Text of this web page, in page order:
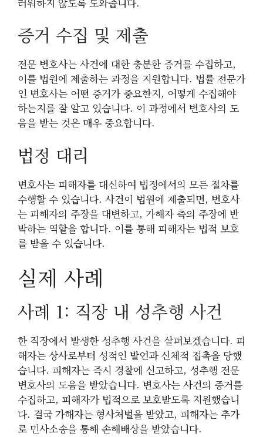
증거 수집 및 제출
전문 변호사는 사건에 대한 충분한 증거를 수집하고,
이를 법원에 제출하는 과정을 지원합니다. 법률 전문가
인 변호사는 어떤 증거가 중요한지, 어떻게 수집해야
하는지를 잘 알고 있습니다. 이 과정에서 변호사의 도
움을 받는 것은 매우 중요합니다.
법정 대리
변호사는 피해자를 대신하여 법정에서의 모든 절차를
수행할 수 있습니다. 사건이 법원에 제출되면, 변호사
는 피해자의 주장을 대변하고, 가해자 측의 주장에 반
박하는 역할을 합니다. 이를 통해 피해자는 법적 보호
를 받을 수 있습니다.
실제 사례
사례 1: 직장 내 성추행 사건
한 직장에서 발생한 성추행 사건을 살펴보겠습니다. 피
해자는 상사로부터 성적인 발언과 신체적 접촉을 당했
습니다. 피해자는 즉시 경찰에 신고하고, 성추행 전문
변호사의 도움을 받았습니다. 변호사는 사건의 증거를
수집하고, 피해자가 법적으로 보호받도록 지원했습니
다. 결국 가해자는 형사처벌을 받았고, 피해자는 추가
로 민사소송을 통해 손해배상을 받았습니다.